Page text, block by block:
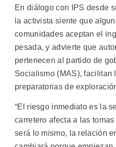
En diálogo con IPS desde
la activista siente que
comunidades aceptan el
pesada, y advierte que
pertenecen al partido de
Socialismo (MAS), facilitan
preparatorias de
“El riesgo inmediato es la
carretero afecta a las
será lo mismo, la relación